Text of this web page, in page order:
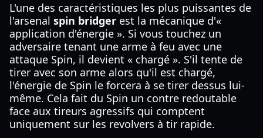
L'une des caractéristiques les plus puissantes de
l'arsenal spin bridger est la mécanique d'«
application d'énergie ». Si vous touchez un
adversaire tenant une arme à feu avec une
attaque Spin, il devient « chargé ». S'il tente de
tirer avec son arme alors qu'il est chargé,
l'énergie de Spin le forcera à se tirer dessus lui-
même. Cela fait du Spin un contre redoutable
face aux tireurs agressifs qui comptent
uniquement sur les revolvers à tir rapide.